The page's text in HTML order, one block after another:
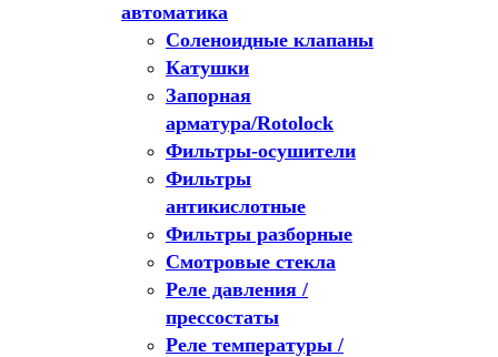
автоматика
Соленоидные клапаны
Катушки
Запорная
арматура/Rotolock
Фильтры-осушители
Фильтры
антикислотные
Фильтры разборные
Смотровые стекла
Реле давления /
прессостаты
Реле температуры /